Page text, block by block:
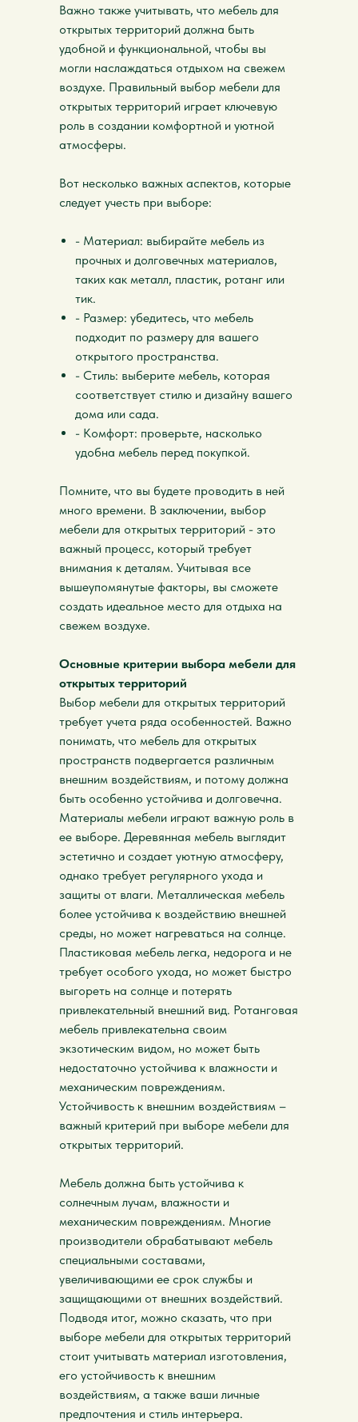
Важно также учитывать, что мебель для
открытых территорий должна быть
удобной и функциональной, чтобы вы
могли наслаждаться отдыхом на свежем
воздухе. Правильный выбор мебели для
открытых территорий играет ключевую
роль в создании комфортной и уютной
атмосферы.
Вот несколько важных аспектов, которые
следует учесть при выборе:
- Материал: выбирайте мебель из
прочных и долговечных материалов,
таких как металл, пластик, ротанг или
тик.
- Размер: убедитесь, что мебель
подходит по размеру для вашего
открытого пространства.
- Стиль: выберите мебель, которая
соответствует стилю и дизайну вашего
дома или сада.
- Комфорт: проверьте, насколько
удобна мебель перед покупкой.
Помните, что вы будете проводить в ней
много времени. В заключении, выбор
мебели для открытых территорий - это
важный процесс, который требует
внимания к деталям. Учитывая все
вышеупомянутые факторы, вы сможете
создать идеальное место для отдыха на
свежем воздухе.
Основные критерии выбора мебели для
открытых территорий
Выбор мебели для открытых территорий
требует учета ряда особенностей. Важно
понимать, что мебель для открытых
пространств подвергается различным
внешним воздействиям, и потому должна
быть особенно устойчива и долговечна.
Материалы мебели играют важную роль в
ее выборе. Деревянная мебель выглядит
эстетично и создает уютную атмосферу,
однако требует регулярного ухода и
защиты от влаги. Металлическая мебель
более устойчива к воздействию внешней
среды, но может нагреваться на солнце.
Пластиковая мебель легка, недорога и не
требует особого ухода, но может быстро
выгореть на солнце и потерять
привлекательный внешний вид. Ротанговая
мебель привлекательна своим
экзотическим видом, но может быть
недостаточно устойчива к влажности и
механическим повреждениям.
Устойчивость к внешним воздействиям –
важный критерий при выборе мебели для
открытых территорий.
Мебель должна быть устойчива к
солнечным лучам, влажности и
механическим повреждениям. Многие
производители обрабатывают мебель
специальными составами,
увеличивающими ее срок службы и
защищающими от внешних воздействий.
Подводя итог, можно сказать, что при
выборе мебели для открытых территорий
стоит учитывать материал изготовления,
его устойчивость к внешним
воздействиям, а также ваши личные
предпочтения и стиль интерьера.